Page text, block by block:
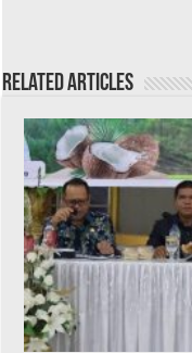
Related Articles